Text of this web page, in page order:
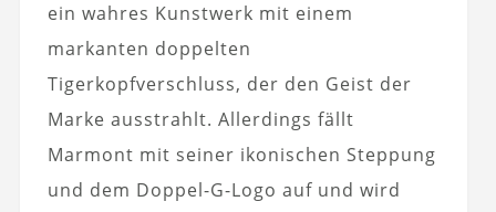
ein wahres Kunstwerk mit einem
markanten doppelten
Tigerkopfverschluss, der den Geist der
Marke ausstrahlt. Allerdings fällt
Marmont mit seiner ikonischen Steppung
und dem Doppel-G-Logo auf und wird